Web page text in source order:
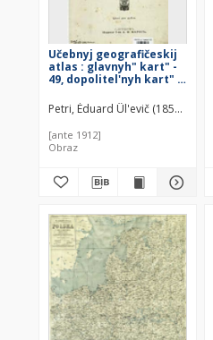
Učebnyj geografičeskij
atlas : glavnyh" kart" -
49, dopolitel'nyh kart" i
tablicah)
Petri, Èduard Ûl'evič (1854–1899)
[ante 1912]
Obraz